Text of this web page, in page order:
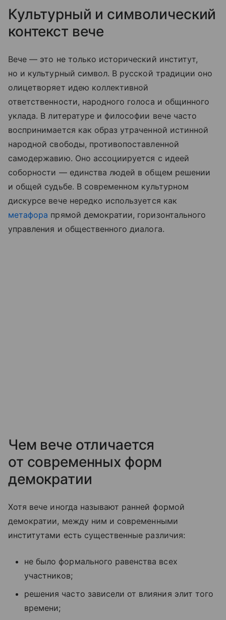
Культурный и символический
контекст вече
Вече — это не только исторический институт,
но и культурный символ. В русской традиции оно
олицетворяет идею коллективной
ответственности, народного голоса и общинного
уклада. В литературе и философии вече часто
воспринимается как образ утраченной истинной
народной свободы, противопоставленной
самодержавию. Оно ассоциируется с идеей
соборности — единства людей в общем решении
и общей судьбе. В современном культурном
дискурсе вече нередко используется как
метафора прямой демократии, горизонтального
управления и общественного диалога.
Чем вече отличается
от современных форм
демократии
Хотя вече иногда называют ранней формой
демократии, между ним и современными
институтами есть существенные различия:
не было формального равенства всех
участников;
решения часто зависели от влияния элит того
времени;